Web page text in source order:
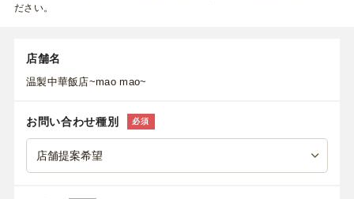
ださい。
店舗名
温製中華飯店~mao mao~
お問い合わせ種別 必須